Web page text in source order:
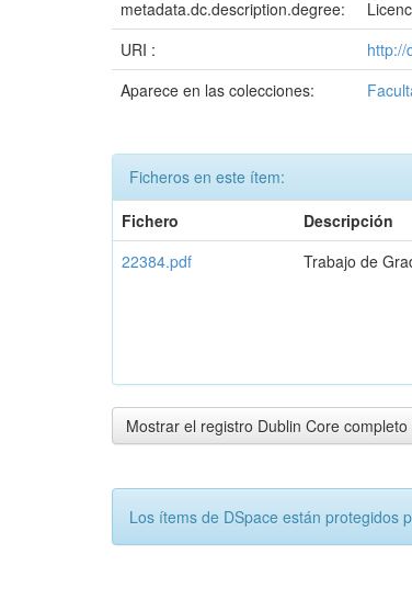
metadata.dc.description.degree:
URI :
http://
Aparece en las colecciones:
Ficheros en este ítem:
Fichero
Descripción
22384.pdf
Trabajo de
Mostrar el registro Dublin Core
Los ítems de DSpace están protegidos